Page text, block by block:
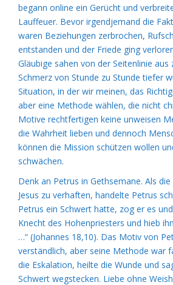
begann online ein Gerücht und
Lauffeuer. Bevor irgendjemand die
waren Beziehungen zerbrochen,
entstanden und der Friede ging
Gläubige sahen von der Seitenlinie aus
Schmerz von Stunde zu Stunde tiefer
Situation, in der wir meinen, das
aber eine Methode wählen, die nicht
Motive rechtfertigen keine unweisen
die Wahrheit lieben und dennoch
können die Mission schützen wollen
schwächen.
Denk an Petrus in Gethsemane. Als
Jesus zu verhaften, handelte Petrus
Petrus ein Schwert hatte, zog er es
Knecht des Hohenpriesters und hieb
…“ (Johannes 18,10). Das Motiv von
verständlich, aber seine Methode war
die Eskalation, heilte die Wunde und
Schwert wegstecken. Liebe ohne